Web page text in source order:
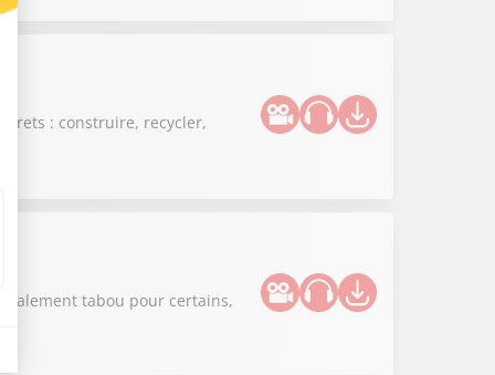
: construire, recycler,
tabou pour certains,